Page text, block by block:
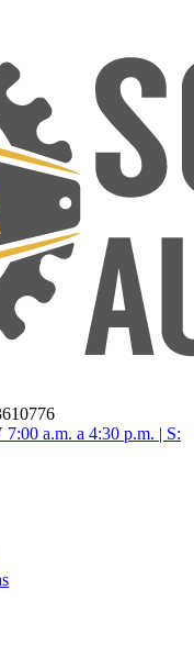
7:00 a.m. a 4:30 p.m. | S: